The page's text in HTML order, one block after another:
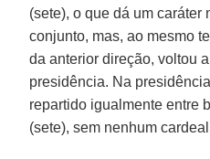
(sete), o que dá um caráter
conjunto, mas, ao mesmo
da anterior direção, voltou
presidência. Na
repartido igualmente entre
(sete), sem nenhum